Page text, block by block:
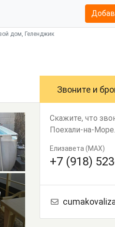
дом, Геленджик
Звоните и
Скажите, что
Поехали-на-
Елизавета (MAX)
+7 (918)